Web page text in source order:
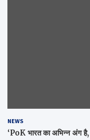
NEWS
‘PoK भारत का अभिन्न अंग है,